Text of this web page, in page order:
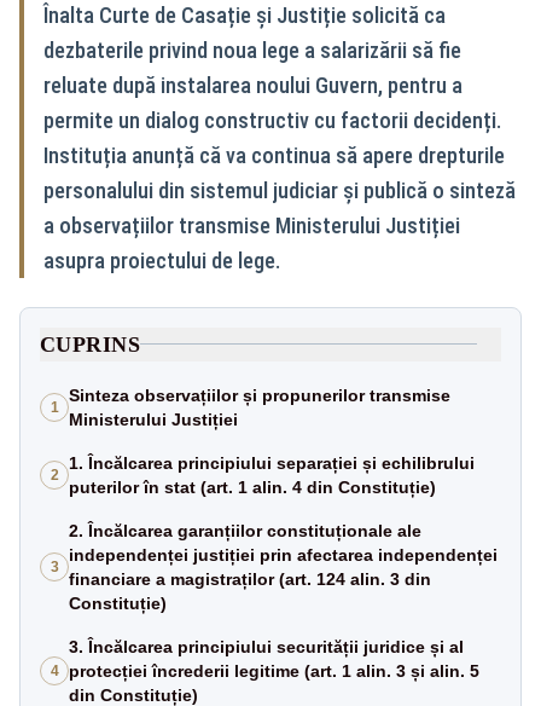
Înalta Curte de Casație și Justiție solicită ca
dezbaterile privind noua lege a salarizării să fie
reluate după instalarea noului Guvern, pentru a
permite un dialog constructiv cu factorii decidenți.
Instituția anunță că va continua să apere drepturile
personalului din sistemul judiciar și publică o sinteză
a observațiilor transmise Ministerului Justiției
asupra proiectului de lege.
CUPRINS
1
Sinteza observațiilor și propunerilor transmise
Ministerului Justiției
2
1. Încălcarea principiului separației și echilibrului
puterilor în stat (art. 1 alin. 4 din Constituție)
3
2. Încălcarea garanțiilor constituționale ale
independenței justiției prin afectarea independenței
financiare a magistraților (art. 124 alin. 3 din
Constituție)
4
3. Încălcarea principiului securității juridice și al
protecției încrederii legitime (art. 1 alin. 3 și alin. 5
din Constituție)